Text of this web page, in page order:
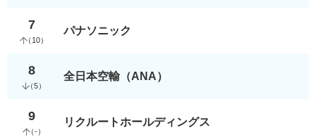
7
（ 10）
パナソニック
8
（5）
全日本空輸（ANA）
9
（-）
リクルートホールディングス